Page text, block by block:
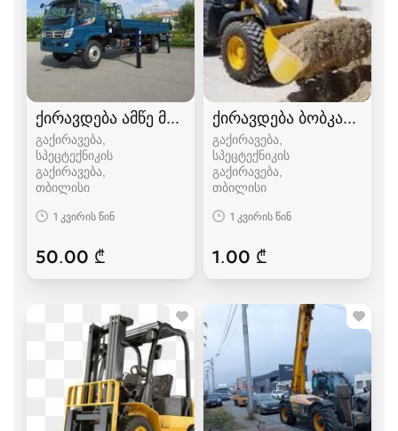
ქირავდება ამწე მანიპულატორი,ამწე კრანი
გაქირავება,
სპეცტექნიკის
გაქირავება
თბილისი
1 კვირის წინ
50.00 ₾
ქირავდება ბობკატი/
გაქირავება,
სპეცტექნიკის
გაქირავება
თბილისი
1 კვირის წინ
1.00 ₾